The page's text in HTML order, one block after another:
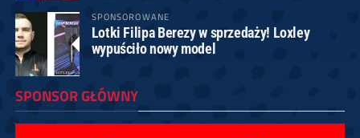
SPONSOROWANE
Lotki Filipa Berezy w sprzedaży! Loxley
wypuściło nowy model
SPONSOR GŁÓWNY